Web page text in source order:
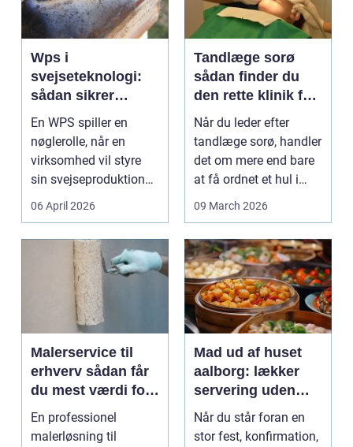
Wps i
svejseteknologi:
sådan sikrer
virksomheder
kvalitet og
sporbarhed
En WPS spiller en
nøglerolle, når en
virksomhed vil styre
sin svejseproduktion
sikkert, ensartet og ...
06 April 2026
Tandlæge sorø
sådan finder du
den rette klinik for
dig
Når du leder efter
tandlæge sorø, handler
det om mere end bare
at få ordnet et hul i
tanden. For man...
09 March 2026
Malerservice til
erhverv sådan får
du mest værdi for
pengene
En professionel
malerløsning til
Mad ud af huset
aalborg: lækker
servering uden
stress
Når du står foran en
stor fest, konfirmation,